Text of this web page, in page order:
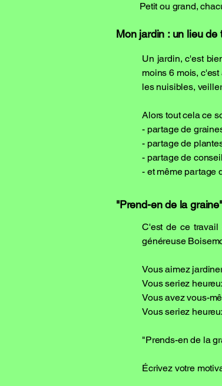
Petit ou grand,
Mon jardin : un lieu
Un jardin, c'est
moins 6 mois,
les nuisibles,
Alors tout cela ce
- partage de
- partage de
- partage de
- et même partage
"Prend-en de la
C'est de ce travail
généreuse
Vous aimez
Vous seriez
Vous avez vous-
Vous seriez
"Prends-en de la
Écrivez votre